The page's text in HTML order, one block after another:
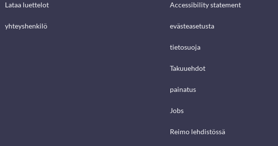
Lataa luettelot
yhteyshenkilö
Accessibility statement
evästeasetusta
tietosuoja
Takuuehdot
painatus
Jobs
Reimo lehdistössä